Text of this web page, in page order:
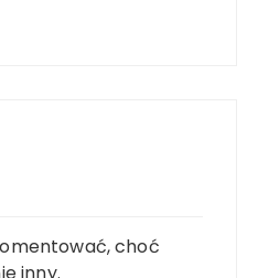
choć